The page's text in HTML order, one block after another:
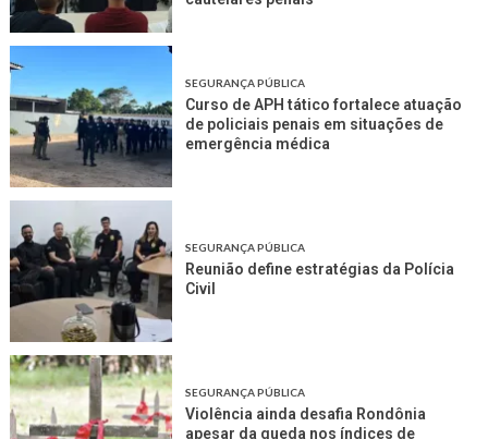
SEGURANÇA PÚBLICA
Curso de APH tático fortalece atuação
de policiais penais em situações de
emergência médica
SEGURANÇA PÚBLICA
Reunião define estratégias da Polícia
Civil
SEGURANÇA PÚBLICA
Violência ainda desafia Rondônia
apesar da queda nos índices de